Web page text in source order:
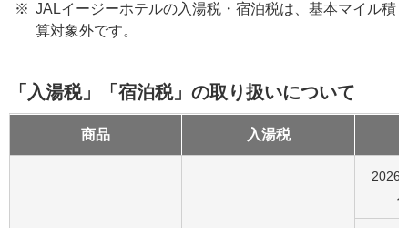
JALイージーホテルの入湯税・宿泊税は、基本マイル積
算対象外です。
「入湯税」「宿泊税」の取り扱いについて
商品 入湯税
2026